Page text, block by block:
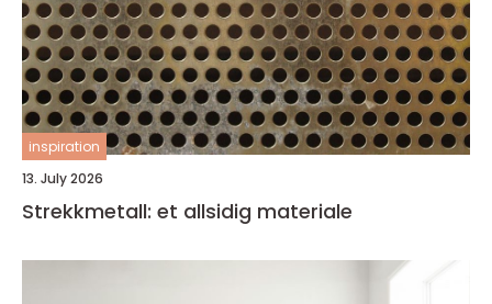
inspiration
13. July 2026
Strekkmetall: et allsidig materiale